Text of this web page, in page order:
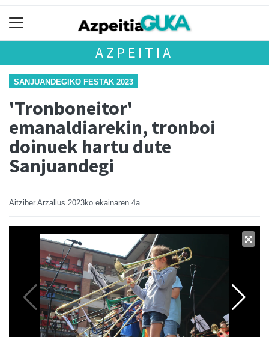
AZPEITIA
SANJUANDEGIKO FESTAK 2023
'Tronboneitor'
emanaldiarekin, tronboi
doinuek hartu dute
Sanjuandegi
Aitziber Arzallus 2023ko ekainaren 4a